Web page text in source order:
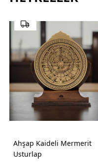
Ahşap Kaideli Mermerit
Usturlap